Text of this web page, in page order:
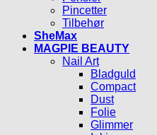
Pincetter
Tilbehør
SheMax
MAGPIE BEAUTY
Nail Art
Bladguld
Compact
Dust
Folie
Glimmer